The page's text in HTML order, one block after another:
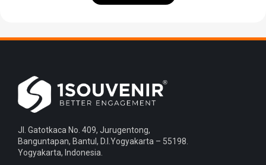
Jl. Gatotkaca No. 409, Jurugentong,
Banguntapan, Bantul, D.I.Yogyakarta – 55198.
Yogyakarta, Indonesia.